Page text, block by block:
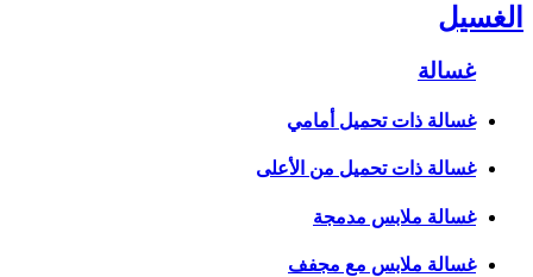
الغسيل
غسالة
غسالة ذات تحميل أمامي
غسالة ذات تحميل من الأعلى
غسالة ملابس مدمجة
غسالة ملابس مع مجفف